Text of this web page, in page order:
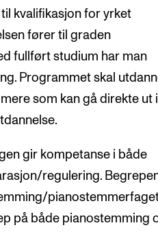
kvalifikasjon for yrket
fører til graden
fullført studium har man
Programmet skal
som kan gå direkte ut i
gir kompetanse i både
regulering.
på både pianostemming